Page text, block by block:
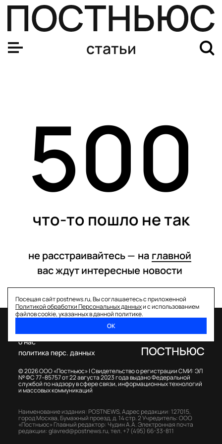
статьи
500
что-то пошло не так
не расстраивайтесь — на главной
вас ждут интересные новости
Посещая сайт postnews.ru, Вы соглашаетесь с приложенной
Политикой обработки Персональных данныхи с использованием
файлов cookie, указанных в данной политике.
ОК
© 2026 ООО «Постньюс» |Свидетельство о регистрации СМИ: ЭЛ
№ ФС 77–85757 от 22 августа 2023 года выдано Федеральной
службой по надзору в сфере связи, информационных технологий
и массовых коммуникаций
о нас
политика перс. данных
Наименование издания: POSTNEWS,Адрес редакции: 127015,
город Москва, Бумажный проезд, д. 14 стр. 2Учредитель: ООО
«Постньюс» Главный редактор: Чудин А.А.Электронная почта
редакции:glavred@postnews.ru,тел. +7 (495) 66-33-811